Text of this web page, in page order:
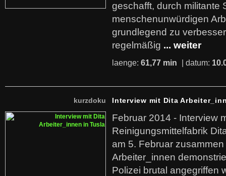
geschafft, durch militante
menschenunwürdigen
grundlegend zu
regelmäßig ... weiter
laenge: 61,77 min | datum:
kurzdoku Interview mit Dita
Februar 2014 - Interview
Reinigungsmittelfabrik
am 5. Februar
Arbeiter_innen
Polizei brutal angegriffen